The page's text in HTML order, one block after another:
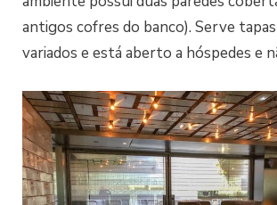
antigos cofres do banco). Serve tapas
variados e está aberto a hóspedes e